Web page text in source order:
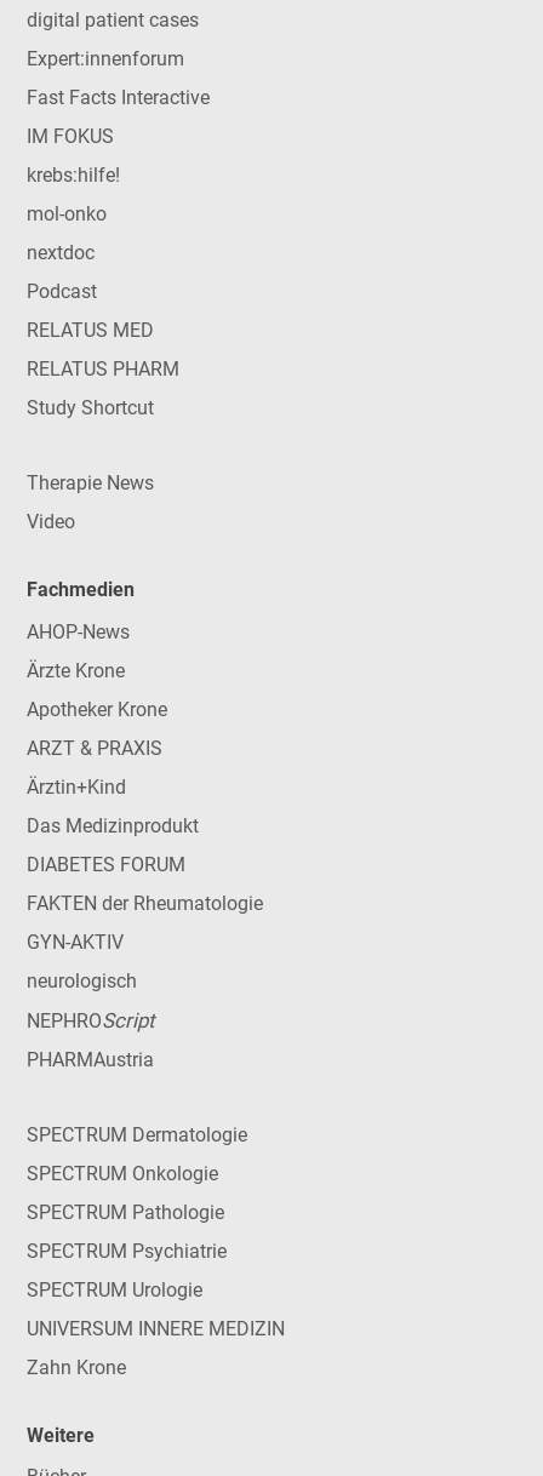
digital patient cases
Expert:innenforum
Fast Facts Interactive
IM FOKUS
krebs:hilfe!
mol-onko
nextdoc
Podcast
RELATUS MED
RELATUS PHARM
Study Shortcut
Therapie News
Video
Fachmedien
AHOP-News
Ärzte Krone
Apotheker Krone
ARZT & PRAXIS
Ärztin+Kind
Das Medizinprodukt
DIABETES FORUM
FAKTEN der Rheumatologie
GYN-AKTIV
neurologisch
NEPHROScript
PHARMAustria
SPECTRUM Dermatologie
SPECTRUM Onkologie
SPECTRUM Pathologie
SPECTRUM Psychiatrie
SPECTRUM Urologie
UNIVERSUM INNERE MEDIZIN
Zahn Krone
Weitere